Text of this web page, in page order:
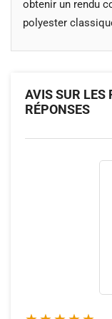
obtenir un rendu
polyester
AVIS SUR LES
RÉPONSES